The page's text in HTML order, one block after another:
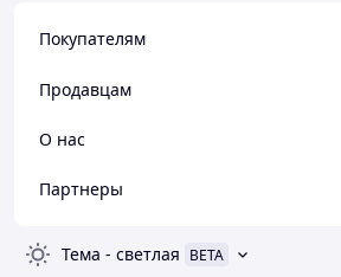
Покупателям
Продавцам
О нас
Партнеры
Тема - светлая BETA